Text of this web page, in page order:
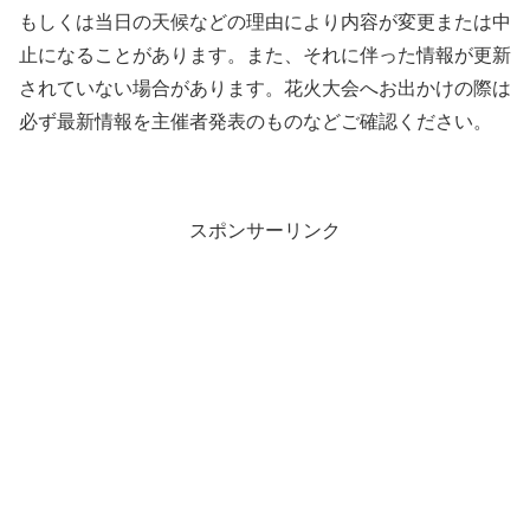
もしくは当日の天候などの理由により内容が変更または中
止になることがあります。また、それに伴った情報が更新
されていない場合があります。花火大会へお出かけの際は
必ず最新情報を主催者発表のものなどご確認ください。
スポンサーリンク